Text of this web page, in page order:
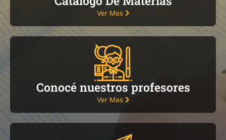
Ver Mas
Conocé nuestros profesores
Ver Mas